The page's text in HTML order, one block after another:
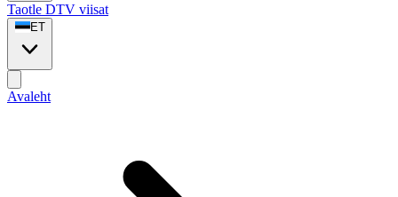
Taotle DTV viisat
ET
Avaleht